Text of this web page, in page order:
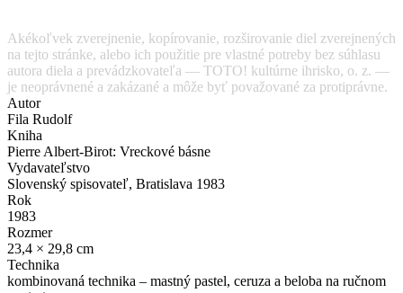
Akékoľvek zverejnenie, kopírovanie, rozširovanie diel zverejnených
na tejto stránke, alebo ich použitie pre vlastné potreby bez súhlasu
autora diela a prevádzkovateľa — TOTO! kultúrne ihrisko, o. z. —
je neoprávnené a zakázané a môže byť považované za protiprávne.
Autor
Fila Rudolf
Kniha
Pierre Albert-Birot: Vreckové básne
Vydavateľstvo
Slovenský spisovateľ, Bratislava 1983
Rok
1983
Rozmer
23,4 × 29,8 cm
Technika
kombinovaná technika – mastný pastel, ceruza a beloba na ručnom